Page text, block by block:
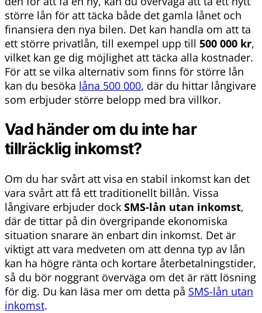
större lån för att täcka både det gamla lånet och
finansiera den nya bilen. Det kan handla om att ta
ett större privatlån, till exempel upp till 500 000 kr,
vilket kan ge dig möjlighet att täcka alla kostnader.
För att se vilka alternativ som finns för större lån
kan du besöka låna 500 000, där du hittar långivare
som erbjuder större belopp med bra villkor.
Vad händer om du inte har
tillräcklig inkomst?
Om du har svårt att visa en stabil inkomst kan det
vara svårt att få ett traditionellt billån. Vissa
långivare erbjuder dock SMS-lån utan inkomst,
där de tittar på din övergripande ekonomiska
situation snarare än enbart din inkomst. Det är
viktigt att vara medveten om att denna typ av lån
kan ha högre ränta och kortare återbetalningstider,
så du bör noggrant överväga om det är rätt lösning
för dig. Du kan läsa mer om detta på SMS-lån utan
inkomst.